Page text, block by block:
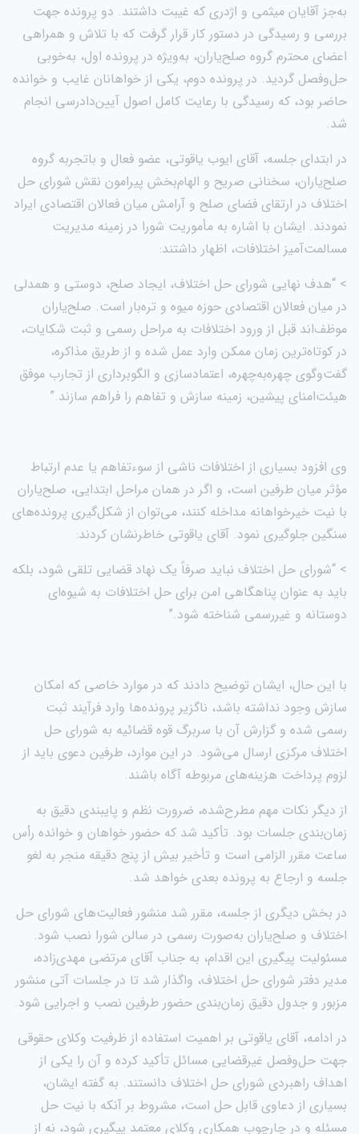
به‌جز آقایان میثمی و اژدری که غیبت داشتند. دو پرونده جهت
بررسی و رسیدگی در دستور کار قرار گرفت که با تلاش و همراهی
اعضای محترم گروه صلح‌یاران، به‌ویژه در پرونده اول، به‌خوبی
حل‌وفصل گردید. در پرونده دوم، یکی از خواهانان غایب و خوانده
حاضر بود، که رسیدگی با رعایت کامل اصول آیین‌دادرسی انجام
شد.
در ابتدای جلسه، آقای ایوب یاقوتی، عضو فعال و باتجربه گروه
صلح‌یاران، سخنانی صریح و الهام‌بخش پیرامون نقش شورای حل
اختلاف در ارتقای فضای صلح و آرامش میان فعالان اقتصادی ایراد
نمودند. ایشان با اشاره به مأموریت شورا در زمینه مدیریت
مسالمت‌آمیز اختلافات، اظهار داشتند:
> “هدف نهایی شورای حل اختلاف، ایجاد صلح، دوستی و همدلی
در میان فعالان اقتصادی حوزه میوه و تره‌بار است. صلح‌یاران
موظف‌اند قبل از ورود اختلافات به مراحل رسمی و ثبت شکایات،
در کوتاه‌ترین زمان ممکن وارد عمل شده و از طریق مذاکره،
گفت‌وگوی چهره‌به‌چهره، اعتمادسازی و الگوبرداری از تجارب موفق
هیئت‌امنای پیشین، زمینه سازش و تفاهم را فراهم سازند.”
وی افزود بسیاری از اختلافات ناشی از سوءتفاهم یا عدم ارتباط
مؤثر میان طرفین است، و اگر در همان مراحل ابتدایی، صلح‌یاران
با نیت خیرخواهانه مداخله کنند، می‌توان از شکل‌گیری پرونده‌های
سنگین جلوگیری نمود. آقای یاقوتی خاطرنشان کردند:
> “شورای حل اختلاف نباید صرفاً یک نهاد قضایی تلقی شود، بلکه
باید به عنوان پناهگاهی امن برای حل اختلافات به شیوه‌ای
دوستانه و غیررسمی شناخته شود.”
با این حال، ایشان توضیح دادند که در موارد خاصی که امکان
سازش وجود نداشته باشد، ناگزیر پرونده‌ها وارد فرآیند ثبت
رسمی شده و گزارش آن با سربرگ قوه قضائیه به شورای حل
اختلاف مرکزی ارسال می‌شود. در این موارد، طرفین دعوی باید از
لزوم پرداخت هزینه‌های مربوطه آگاه باشند.
از دیگر نکات مهم مطرح‌شده، ضرورت نظم و پایبندی دقیق به
زمان‌بندی جلسات بود. تأکید شد که حضور خواهان و خوانده رأس
ساعت مقرر الزامی است و تأخیر بیش از پنج دقیقه منجر به لغو
جلسه و ارجاع به پرونده بعدی خواهد شد.
در بخش دیگری از جلسه، مقرر شد منشور فعالیت‌های شورای حل
اختلاف و صلح‌یاران به‌صورت رسمی در سالن شورا نصب شود.
مسئولیت پیگیری این اقدام، به جناب آقای مرتضی مهدی‌زاده،
مدیر دفتر شورای حل اختلاف، واگذار شد تا در جلسات آتی منشور
مزبور و جدول دقیق زمان‌بندی حضور طرفین نصب و اجرایی شود.
در ادامه، آقای یاقوتی بر اهمیت استفاده از ظرفیت وکلای حقوقی
جهت حل‌وفصل غیرقضایی مسائل تأکید کرده و آن را یکی از
اهداف راهبردی شورای حل اختلاف دانستند. به گفته ایشان،
بسیاری از دعاوی قابل حل است، مشروط بر آنکه با نیت حل
مسئله و در چارچوب همکاری وکلای معتمد پیگیری شود، نه از